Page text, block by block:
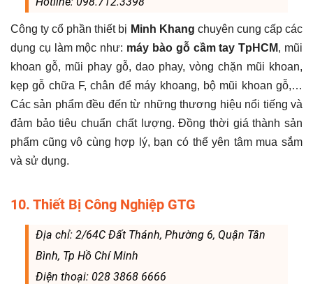
Công ty cổ phần thiết bị Minh Khang chuyên cung cấp các
dụng cụ làm mộc như: máy bào gỗ cầm tay TpHCM, mũi
khoan gỗ, mũi phay gỗ, dao phay, vòng chặn mũi khoan,
kẹp gỗ chữa F, chân để máy khoang, bộ mũi khoan gỗ,…
Các sản phẩm đều đến từ những thương hiệu nổi tiếng và
đảm bảo tiêu chuẩn chất lượng. Đồng thời giá thành sản
phẩm cũng vô cùng hợp lý, bạn có thể yên tâm mua sắm
và sử dụng.
10. Thiết Bị Công Nghiệp GTG
Địa chỉ: 2/64C Đất Thánh, Phường 6, Quận Tân
Bình, Tp Hồ Chí Minh
Điện thoại: 028 3868 6666